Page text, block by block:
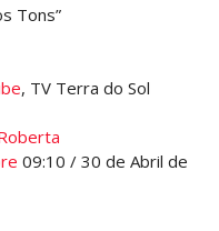
Tons”
, TV Terra do Sol
09:10 / 30 de Abril de